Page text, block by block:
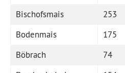
Bischofsmais
253
Bodenmais
175
Böbrach
74